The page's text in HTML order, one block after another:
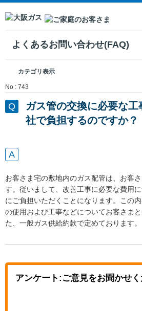
よくあるお問い合わせ(FAQ)
カテゴリ表示
No : 743
ガス管の交換に必要な
社で負担するのですか？
お客さま宅の敷地内のガス配管は、お客
す。従いまして、改善工事に必要な費用
にご負担いただくことになります。この
の使用および工事などについてお客さま
た、一般ガス供給約款で定めております。
アンケート:ご意見をお聞かせ